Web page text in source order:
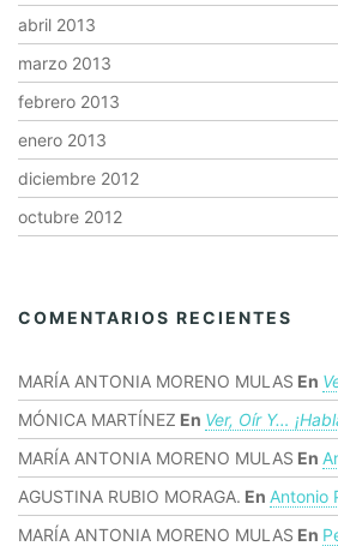
abril 2013
marzo 2013
febrero 2013
enero 2013
diciembre 2012
octubre 2012
COMENTARIOS RECIENTES
MARÍA ANTONIA MORENO MULAS En
MÓNICA MARTÍNEZ En Ver, Oír Y…
MARÍA ANTONIA MORENO MULAS En
AGUSTINA RUBIO MORAGA. En Antonio
MARÍA ANTONIA MORENO MULAS En